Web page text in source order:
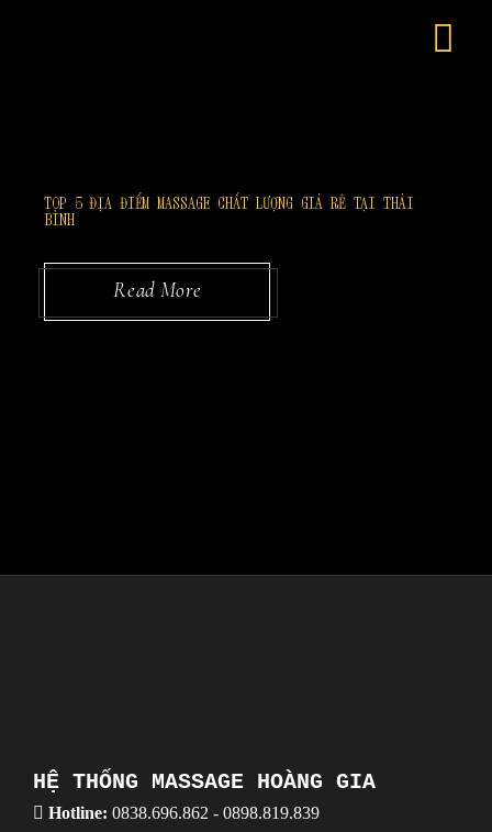
TOP 5 ĐỊA ĐIỂM MASSAGE CHẤT LƯỢNG GIÁ RẺ TẠI THÁI
BÌNH
Read More
HỆ THỐNG MASSAGE HOÀNG GIA
Hotline: 0838.696.862 - 0898.819.839